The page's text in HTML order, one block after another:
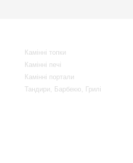
Камінні топки
Камінні печі
Камінні портали
Тандири, Барбекю, Грилі